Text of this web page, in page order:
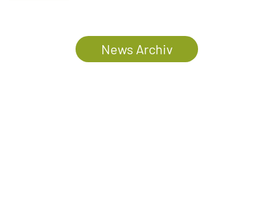
News Archiv